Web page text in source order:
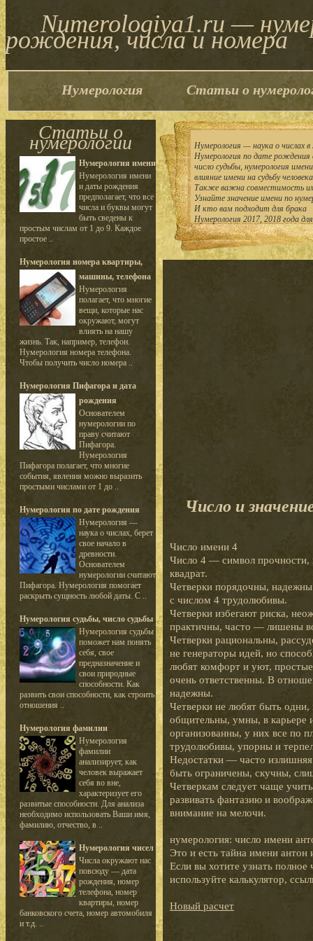
Numerologiya1.ru —
рождения, числа и номера
Нумерология Статьи о
Статьи о
нумерологии
Нумерология имени
Нумерология имени
и даты рождения
предполагает, что все
числа и буквы могут
быть сведены к
простым числам от 1 до 9. Каждое
простое ..
Нумерология номера квартиры,
машины, телефона
Нумерология
полагает, что многие
вещи, которые нас
окружают, могут
влиять на нашу
жизнь. Так, например, телефон.
Нумерология номера телефона.
Чтобы получить число номера ..
Нумерология Пифагора и дата
рождения
Основателем
нумерологии по
праву считают
Пифагора.
Нумерология
Пифагора полагает, что многие
события, явления можно выразить
простыми числами от 1 до ..
Нумерология по дате рождения
Нумерология —
наука о числах, берет
свое начало в
древности.
Основателем
нумерологии считают
Пифагора. Нумерология помогает
раскрыть сущность любой даты. С ..
Нумерология судьбы, число судьбы
Нумерология судьбы
поможет нам понять
себя, свое
предназначение и
свои природные
способности. Как
развить свои способности, как строить
отношения ..
Нумерология фамилии
Нумерология
фамилии
анализирует, как
человек выражает
себя во вне,
характеризует его
развитые способности. Для анализа
необходимо использовать Ваши имя,
фамилию, отчество, в ..
Нумерология чисел
Числа окружают нас
повсюду — дата
рождения, номер
телефона, номер
квартиры, номер
банковского счета, номер автомобиля
и т.д. ..
Нумерология — наука о числах в
Нумерология по дате
число судьбы, нумерология
влияние имени на судьбу
Также важна совместимость
Узнайте значение имени по
И кто вам подходит для брака
Нумерология 2017, 2018 года
Число и
Число имени 4
Число 4 — символ прочности,
квадрат.
Четверки порядочны,
с числом 4 трудолюбивы.
Четверки избегают риска,
практичны, часто — лишены
Четверки рациональны,
не генераторы идей, но
любят комфорт и уют,
очень ответственны. В
надежны.
Четверки не любят быть
общительны, умны, в карьере
организованны, у них все по
трудолюбивы, упорны и
Недостатки — часто
быть ограничены, скучны,
Четверкам следует чаще
развивать фантазию и
внимание на мелочи.
нумерология: число имени
Это и есть тайна имени антон
Если вы хотите узнать
используйте калькулятор,
Новый расчет